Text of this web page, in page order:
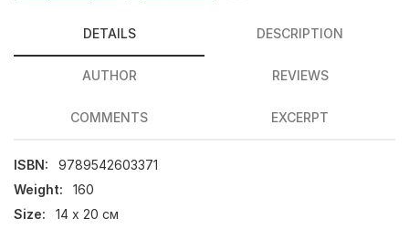
DETAILS DESCRIPTION
AUTHOR REVIEWS
COMMENTS EXCERPT
ISBN:
9789542603371
Weight:
160
Size:
14 х 20 см